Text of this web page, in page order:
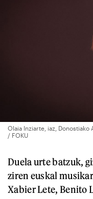
Olaia Inziarte, iaz, Donostiako
/ FOKU
Duela urte batzuk,
ziren euskal
Xabier Lete, Benito